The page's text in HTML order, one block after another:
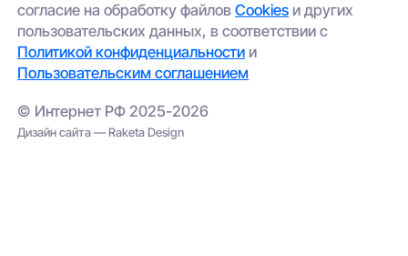
согласие на обработку файловCookies и других
пользовательских данных, в соответствии с
Политикой конфиденциальности и
Пользовательским соглашением
© Интернет РФ 2025-2026
Дизайн сайта — Raketa Design